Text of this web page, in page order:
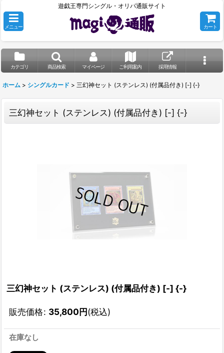
遊戯王専門シングル・オリパ通販サイト
メニュー カート
カテゴリ 商品検索 マイページ ご利用案内 採用情報
ホーム > シングルカード > 三幻神セット (ステンレス) (付属品付き) [-] {-}
三幻神セット (ステンレス) (付属品付き) [-] {-}
三幻神セット (ステンレス) (付属品付き) [-] {-}
販売価格: 35,800円(税込)
在庫なし